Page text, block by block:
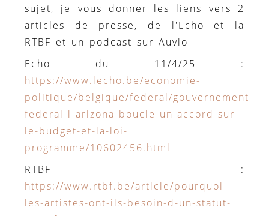
sujet, je vous donner les liens vers 2
articles de presse, de l'Echo et la
RTBF et un podcast sur Auvio
Echo du 11/4/25 :
https://www.lecho.be/economie-
politique/belgique/federal/gouvernement-
federal-l-arizona-boucle-un-accord-sur-
le-budget-et-la-loi-
programme/10602456.html
RTBF :
https://www.rtbf.be/article/pourquoi-
les-artistes-ont-ils-besoin-d-un-statut-